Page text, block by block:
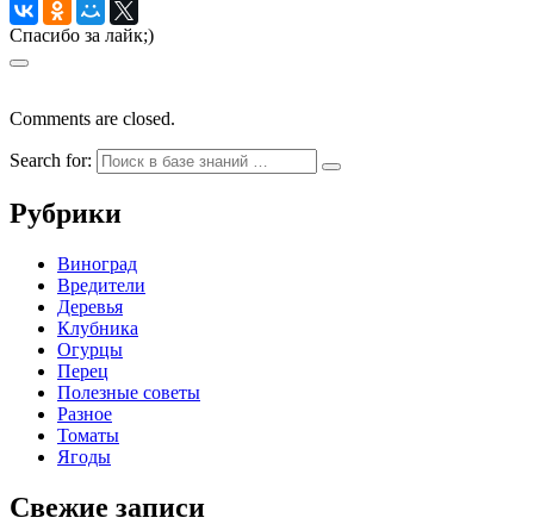
Спасибо за лайк;)
Comments are closed.
Search for:
Рубрики
Виноград
Вредители
Деревья
Клубника
Огурцы
Перец
Полезные советы
Разное
Томаты
Ягоды
Свежие записи